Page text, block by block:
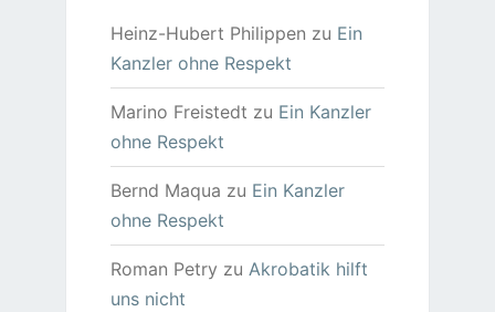
Heinz-Hubert Philippen zu Ein
Kanzler ohne Respekt
Marino Freistedt zu Ein Kanzler
ohne Respekt
Bernd Maqua zu Ein Kanzler
ohne Respekt
Roman Petry zu Akrobatik hilft
uns nicht